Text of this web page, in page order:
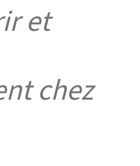
et
chez